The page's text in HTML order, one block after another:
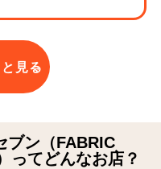
見る
ブン（FABRIC
ってどんなお店？